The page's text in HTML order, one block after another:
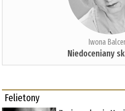
Iwona
Niedoceniany
Felietony